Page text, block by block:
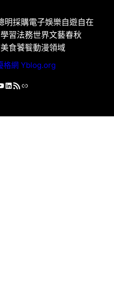
明採購電子娛樂自遊自在
習法務世界文藝春秋
美食饕餮動漫領域
格網 Yblog.org
LinkedIn
RSS 資訊提供連結